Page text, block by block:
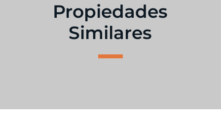
Propiedades
Similares